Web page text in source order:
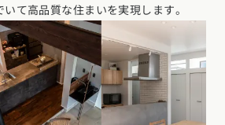
て高品質な住まいを実現します。